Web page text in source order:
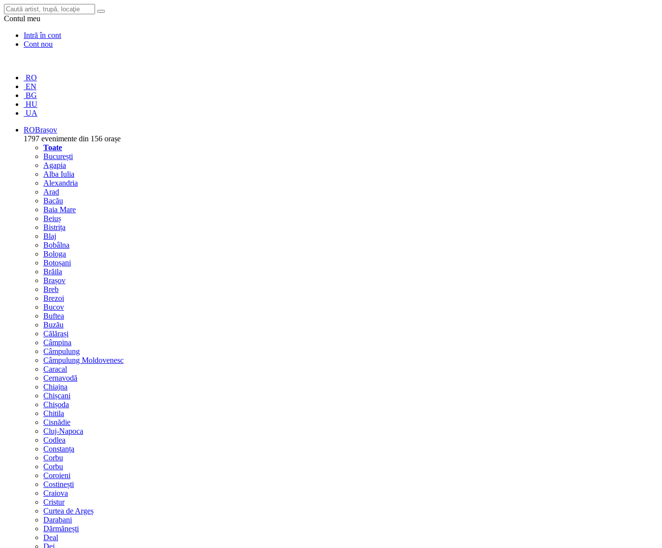
Contul meu
Intră în cont
Cont nou
RO
EN
BG
HU
UA
ROBrașov
1797 evenimente din 156 orașe
Toate
București
Agapia
Alba Iulia
Alexandria
Arad
Bacău
Baia Mare
Beiuș
Bistrița
Blaj
Bobâlna
Bologa
Botoșani
Brăila
Brașov
Breb
Brezoi
Bucov
Buftea
Buzău
Călărași
Câmpina
Câmpulung
Câmpulung Moldovenesc
Caracal
Cernavodă
Chiajna
Chișcani
Chișoda
Chitila
Cisnădie
Cluj-Napoca
Codlea
Constanța
Corbu
Corbu
Coroieni
Costinești
Craiova
Cristur
Curtea de Argeș
Darabani
Dărmănești
Deal
Dej